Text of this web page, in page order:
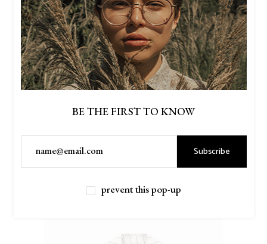
BE THE FIRST TO KNOW
Subscribe
prevent this pop-up
GREEN VELVET $90.00